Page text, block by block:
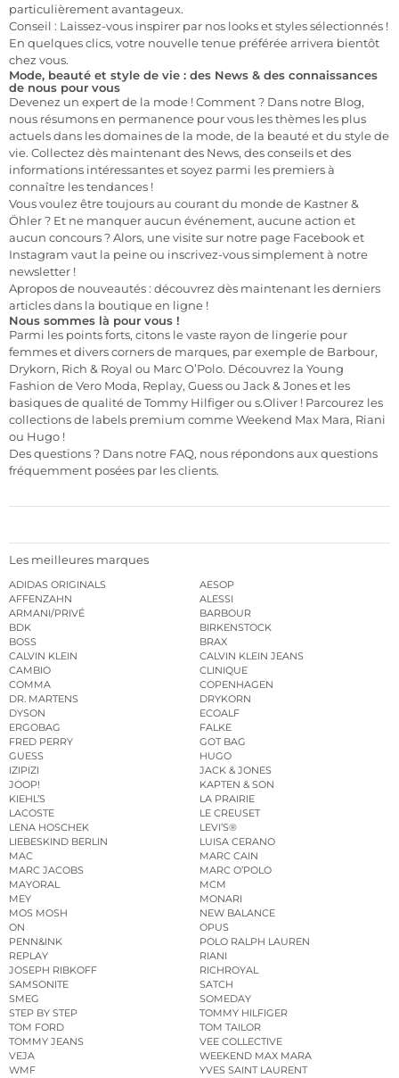
particulièrement avantageux.
Conseil : Laissez-vous inspirer par nos looks et styles sélectionnés !
En quelques clics, votre nouvelle tenue préférée arrivera bientôt
chez vous.
Mode, beauté et style de vie : des News & des connaissances
de nous pour vous
Devenez un expert de la mode ! Comment ? Dans notre Blog,
nous résumons en permanence pour vous les thèmes les plus
actuels dans les domaines de la mode, de la beauté et du style de
vie. Collectez dès maintenant des News, des conseils et des
informations intéressantes et soyez parmi les premiers à
connaître les tendances !
Vous voulez être toujours au courant du monde de Kastner &
Öhler ? Et ne manquer aucun événement, aucune action et
aucun concours ? Alors, une visite sur notre page Facebook et
Instagram vaut la peine ou inscrivez-vous simplement à notre
newsletter !
Apropos de nouveautés : découvrez dès maintenant les derniers
articles dans la boutique en ligne !
Nous sommes là pour vous !
Parmi les points forts, citons le vaste rayon de lingerie pour
femmes et divers corners de marques, par exemple de Barbour,
Drykorn, Rich & Royal ou Marc O’Polo. Découvrez la Young
Fashion de Vero Moda, Replay, Guess ou Jack & Jones et les
basiques de qualité de Tommy Hilfiger ou s.Oliver ! Parcourez les
collections de labels premium comme Weekend Max Mara, Riani
ou Hugo !
Des questions ? Dans notre FAQ, nous répondons aux questions
fréquemment posées par les clients.
Les meilleures marques
ADIDAS ORIGINALS
AESOP
AFFENZAHN
ALESSI
ARMANI/PRIVÉ
BARBOUR
BDK
BIRKENSTOCK
BOSS
BRAX
CALVIN KLEIN
CALVIN KLEIN JEANS
CAMBIO
CLINIQUE
COMMA
COPENHAGEN
DR. MARTENS
DRYKORN
DYSON
ECOALF
ERGOBAG
FALKE
FRED PERRY
GOT BAG
GUESS
HUGO
IZIPIZI
JACK & JONES
JOOP!
KAPTEN & SON
KIEHL’S
LA PRAIRIE
LACOSTE
LE CREUSET
LENA HOSCHEK
LEVI’S®
LIEBESKIND BERLIN
LUISA CERANO
MAC
MARC CAIN
MARC JACOBS
MARC O’POLO
MAYORAL
MCM
MEY
MONARI
MOS MOSH
NEW BALANCE
ON
OPUS
PENN&INK
POLO RALPH LAUREN
REPLAY
RIANI
JOSEPH RIBKOFF
RICHROYAL
SAMSONITE
SATCH
SMEG
SOMEDAY
STEP BY STEP
TOMMY HILFIGER
TOM FORD
TOM TAILOR
TOMMY JEANS
VEE COLLECTIVE
VEJA
WEEKEND MAX MARA
WMF
YVES SAINT LAURENT